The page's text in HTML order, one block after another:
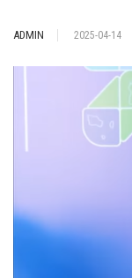
ADMIN 2025-04-14